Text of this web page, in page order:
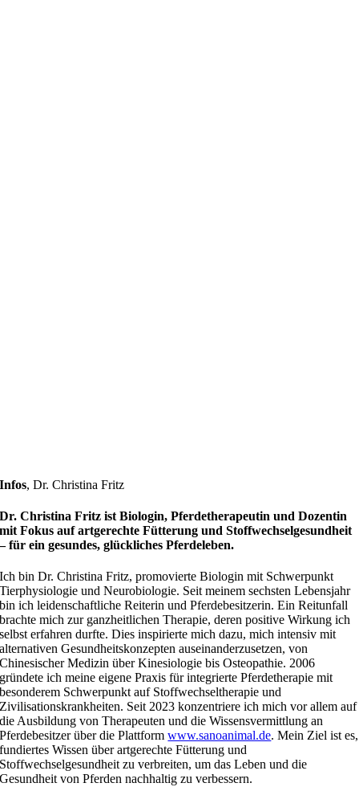
Infos,Dr. Christina Fritz
Dr. Christina Fritz ist Biologin, Pferdetherapeutin und Dozentin
mit Fokus auf artgerechte Fütterung und Stoffwechselgesundheit
– für ein gesundes, glückliches Pferdeleben.
Ich bin Dr. Christina Fritz, promovierte Biologin mit Schwerpunkt
Tierphysiologie und Neurobiologie. Seit meinem sechsten Lebensjahr
bin ich leidenschaftliche Reiterin und Pferdebesitzerin. Ein Reitunfall
brachte mich zur ganzheitlichen Therapie, deren positive Wirkung ich
selbst erfahren durfte. Dies inspirierte mich dazu, mich intensiv mit
alternativen Gesundheitskonzepten auseinanderzusetzen, von
Chinesischer Medizin über Kinesiologie bis Osteopathie. 2006
gründete ich meine eigene Praxis für integrierte Pferdetherapie mit
besonderem Schwerpunkt auf Stoffwechseltherapie und
Zivilisationskrankheiten. Seit 2023 konzentriere ich mich vor allem auf
die Ausbildung von Therapeuten und die Wissensvermittlung an
Pferdebesitzer über die Plattformwww.sanoanimal.de. Mein Ziel ist es,
fundiertes Wissen über artgerechte Fütterung und
Stoffwechselgesundheit zu verbreiten, um das Leben und die
Gesundheit von Pferden nachhaltig zu verbessern.